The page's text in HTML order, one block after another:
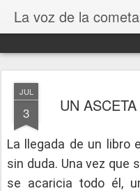
La voz de la cometa
JUL
3 UN
La llegada de un libro
sin duda. Una vez que
se acaricia todo él,